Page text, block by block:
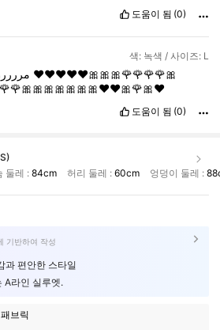
도움이 됨 (0)
색: 녹색 / 사이즈: L
♥️♥️♥️♥️♥️🎀🎀🎀🌹🌹🌹🌹🎀
도움이 됨 (0)
둘레 :84cm 허리 둘레 : 60cm 엉덩이 둘레 :
기반하여 작성
과 편안한 스타일
A라인 실루엣.
브릭